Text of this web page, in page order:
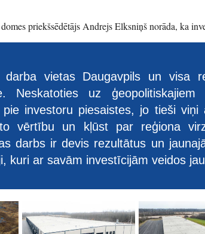
priekšsēdētājs Andrejs Elksniņš norāda, ka
darba vietas Daugavpils un visa
Neskatoties uz
pie investoru piesaistes, jo tieši
vērtību un kļūst par reģiona
darbs ir devis rezultātus un
kuri ar savām investīcijām veidos